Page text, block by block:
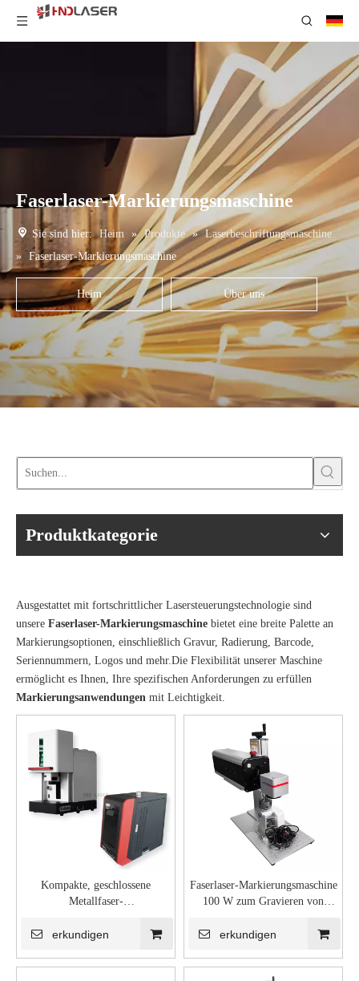
Faserlaser-Markierungsmaschine
Sie sind hier: Heim » Produkte » Laserbeschriftungsmaschine
» Faserlaser-Markierungsmaschine
Heim Über uns
Produktkategorie
Ausgestattet mit fortschrittlicher Lasersteuerungstechnologie sind
unsere Faserlaser-Markierungsmaschine bietet eine breite Palette an
Markierungsoptionen, einschließlich Gravur, Radierung, Barcode,
Seriennummern, Logos und mehr.Die Flexibilität unserer Maschine
ermöglicht es Ihnen, Ihre spezifischen Anforderungen zu erfüllen
Markierungsanwendungen mit Leichtigkeit.
Kompakte, geschlossene
Metallfaser-
Gravieren von goldenem
erkundigen
Faserlaser-Markierungsmaschine
100 W zum Gravieren von
erkundigen